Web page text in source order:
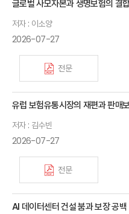
글로벌 사모자본과 생명보험의 결
저자 : 이소양
2026-07-27
전문
유럽 보험유통시장의 재편과 판매
저자 : 김수빈
2026-07-27
전문
AI 데이터센터 건설 붐과 보장 공백